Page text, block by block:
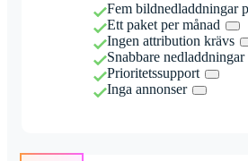
Fem bildnedladdningar
Ett paket per månad
Ingen attribution krävs
Snabbare nedladdningar
Prioritetssupport
Inga annonser